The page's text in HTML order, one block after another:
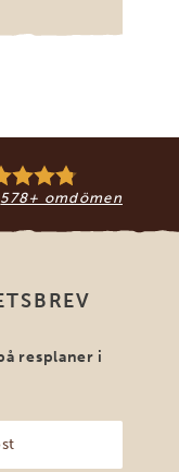
578+ omdömen
resplaner i